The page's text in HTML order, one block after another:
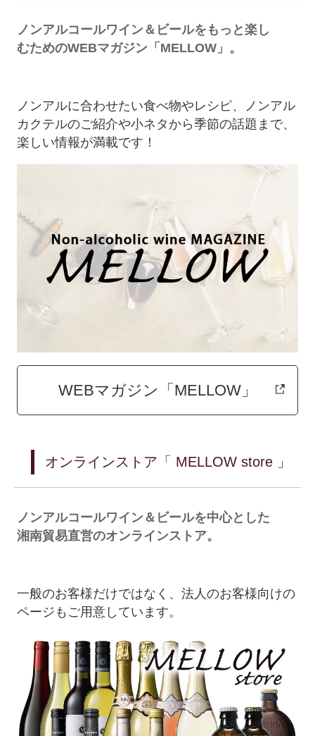
ノンアルコールワイン＆ビールをもっと楽し
むためのWEBマガジン「MELLOW」。
ノンアルに合わせたい食べ物やレシピ、ノンアル
カクテルのご紹介や小ネタから季節の話題まで、
楽しい情報が満載です！
WEBマガジン「MELLOW」
オンラインストア「 MELLOW store 」
ノンアルコールワイン＆ビールを中心とした
湘南貿易直営のオンラインストア。
一般のお客様だけではなく、法人のお客様向けの
ページもご用意しています。